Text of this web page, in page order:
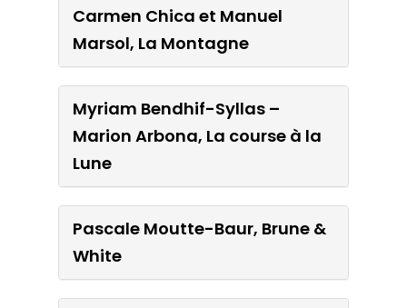
Marsol, La Montagne
Myriam Bendhif-Syllas –
Marion Arbona, La course à
Pascale Moutte-Baur, Brune
Carmen Chica et Manuel
Marsol, La Montagne
Myriam Bendhif-Syllas –
Marion Arbona, La course à la
Lune
Pascale Moutte-Baur, Brune &
White